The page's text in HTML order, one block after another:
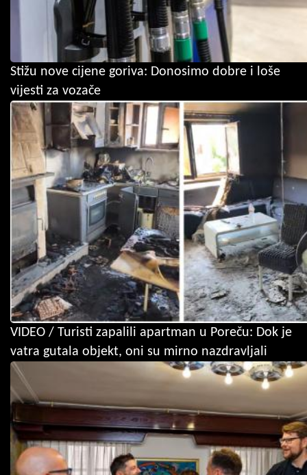
Stižu nove cijene goriva: Donosimo dobre i loše
vijesti za vozače
VIDEO / Turisti zapalili apartman u Poreču: Dok je
vatra gutala objekt, oni su mirno nazdravljali